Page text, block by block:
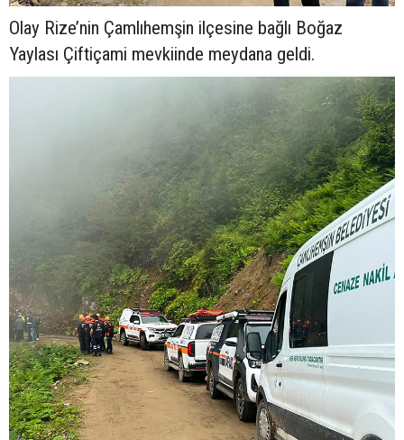
Olay Rize’nin Çamlıhemşin ilçesine bağlı Boğaz
Yaylası Çiftiçami mevkiinde meydana geldi.